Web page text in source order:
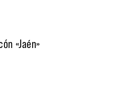
«Jaén»